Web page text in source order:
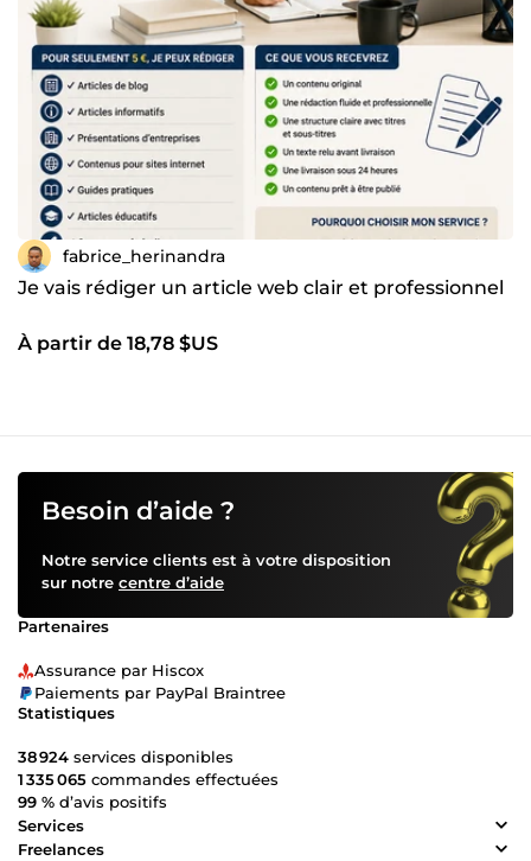
fabrice_herinandra
Je vais rédiger un article web clair et professionnel
À partir de 18,78 $US
Besoin d’aide ?
Notre service clients est à votre disposition
sur notre centre d’aide
Partenaires
Assurance par Hiscox
Paiements par PayPal Braintree
Statistiques
38 924 services disponibles
1 335 065 commandes effectuées
99 % d’avis positifs
Services
Freelances